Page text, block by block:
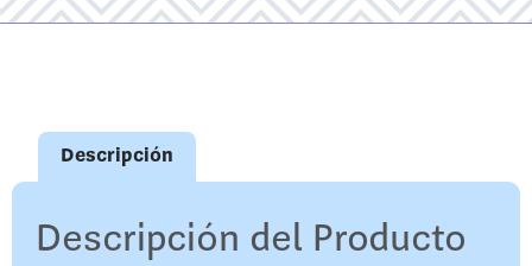
Descripción
Descripción del Producto